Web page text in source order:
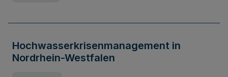
Hochwasserkrisenmanagement in
Nordrhein-Westfalen